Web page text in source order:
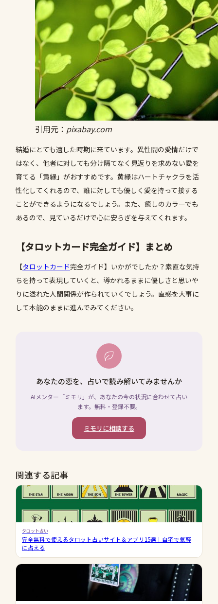
引用元： pixabay.com
結婚にとても適した時期に来ています。異性間の愛情だけで
はなく、他者に対しても分け隔てなく見返りを求めない愛を
育てる「黄緑」がおすすめです。黄緑はハートチャクラを活
性化してくれるので、誰に対しても優しく愛を持って接する
ことができるようになるでしょう。また、癒しのカラーでも
あるので、見ているだけで心に安らぎを与えてくれます。
【タロットカード完全ガイド】まとめ
【タロットカード完全ガイド】いかがでしたか？素直な気持
ちを持って表現していくと、導かれるままに優しさと思いや
りに溢れた人間関係が作られていくでしょう。直感を大事に
して本能のままに進んでみてください。
あなたの恋を、占いで読み解いてみませんか
AIメンター「ミモリ」が、あなたの今の状況に合わせて占い
ます。無料・登録不要。
ミモリに相談する
関連する記事
タロット占い
完全無料で使えるタロット占いサイト＆アプリ15選｜自宅で気軽
に占える